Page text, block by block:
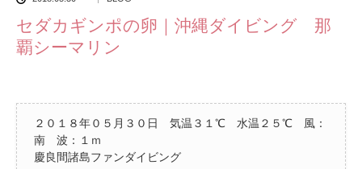
セダカギンポの卵｜沖縄ダイビング 那
覇シーマリン
２０１８年０５月３０日 気温３１℃ 水温２５℃ 風：
南 波：１ｍ
慶良間諸島ファンダイビング